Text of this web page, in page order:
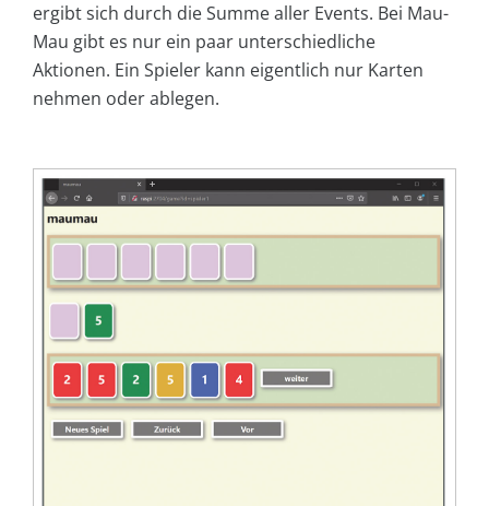
ergibt sich durch die Summe aller Events. Bei Mau-
Mau gibt es nur ein paar unterschiedliche
Aktionen. Ein Spieler kann eigentlich nur Karten
nehmen oder ablegen.